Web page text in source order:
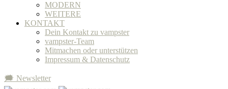
MODERN
WEITERE
KONTAKT
Dein Kontakt zu vampster
vampster-Team
Mitmachen oder unterstützen
Impressum & Datenschutz
🗯 Newsletter